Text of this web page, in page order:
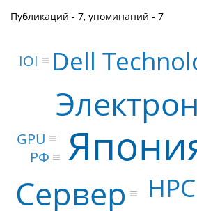
Публикаций - 7, упоминаний - 7
Сервер
Dell
HPC
GPU
РФ
IOI